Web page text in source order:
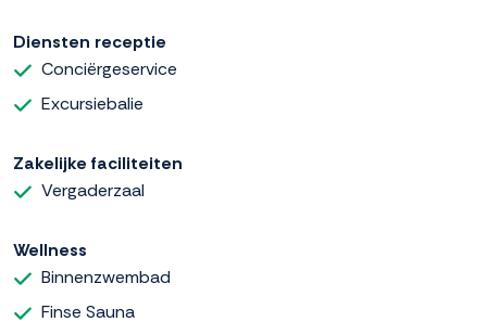
Diensten receptie
Conciërgeservice
Excursiebalie
Zakelijke faciliteiten
Vergaderzaal
Wellness
Binnenzwembad
Finse Sauna